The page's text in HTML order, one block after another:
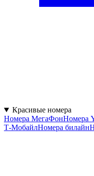
Красивые номера
Номера МегаФонНомера
Т‑МобайлНомера билайн